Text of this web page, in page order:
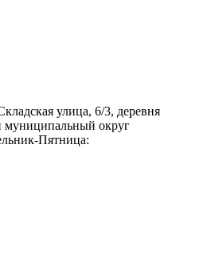
улица, 6/3, деревня
муниципальный округ
Пятница: